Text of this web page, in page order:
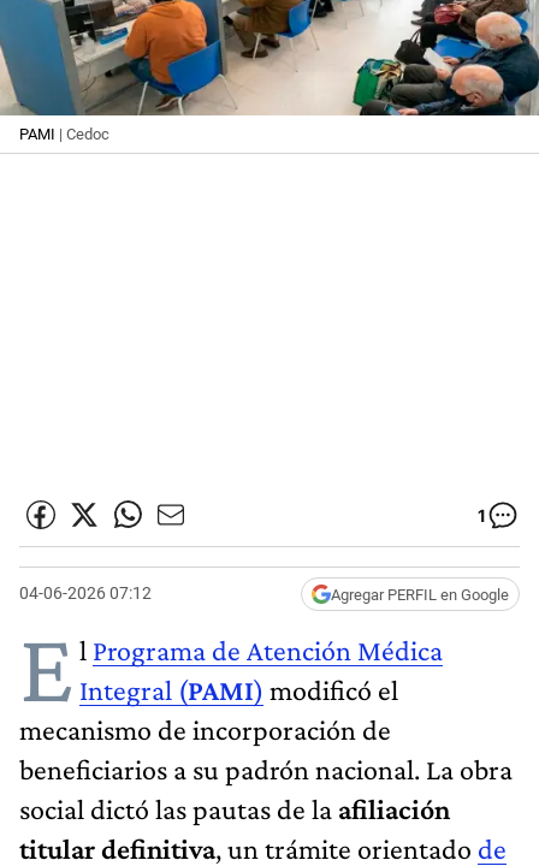
PAMI | Cedoc
1
04-06-2026 07:12 Agregar PERFIL en Google
E l Programa de Atención Médica
Integral (PAMI) modificó el
mecanismo de incorporación de
beneficiarios a su padrón nacional. La obra
social dictó las pautas de la afiliación
titular definitiva, un trámite orientado de